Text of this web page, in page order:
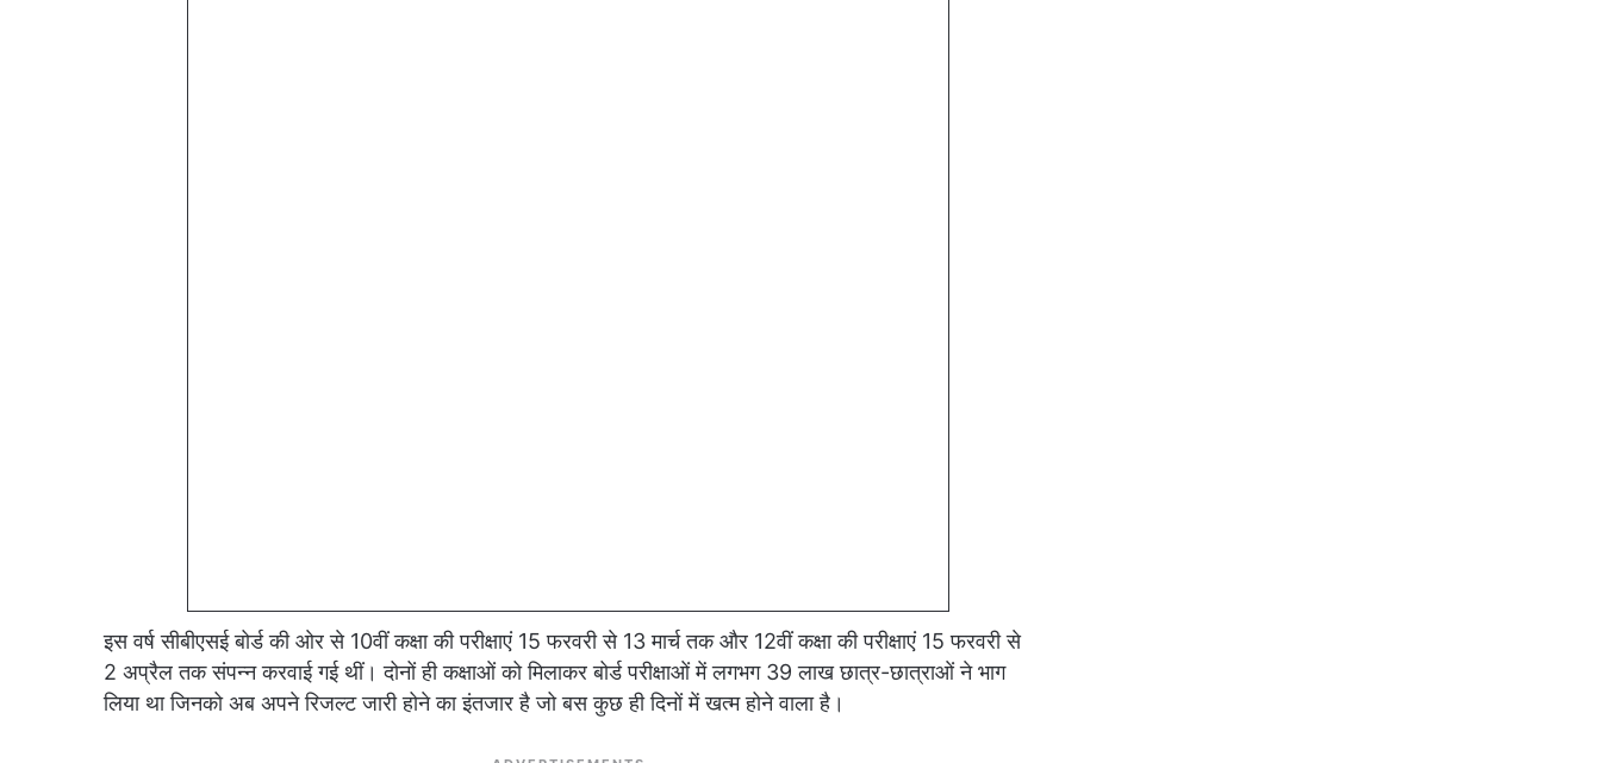
इस वर्ष सीबीएसई बोर्ड की ओर से 10वीं कक्षा की परीक्षाएं 15 फरवरी से 13 मार्च तक और 12वीं कक्षा की परीक्षाएं 15 फरवरी से
2 अप्रैल तक संपन्न करवाई गई थीं। दोनों ही कक्षाओं को मिलाकर बोर्ड परीक्षाओं में लगभग 39 लाख छात्र-छात्राओं ने भाग
लिया था जिनको अब अपने रिजल्ट जारी होने का इंतजार है जो बस कुछ ही दिनों में खत्म होने वाला है।